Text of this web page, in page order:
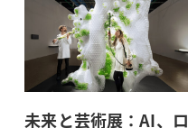
未来と芸術展：AI、ロ